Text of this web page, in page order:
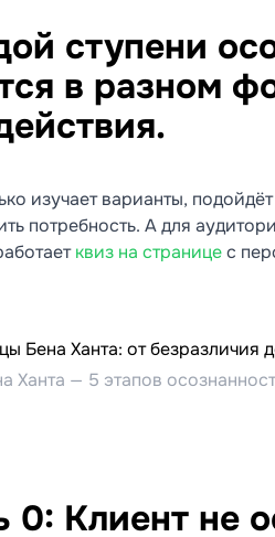
ступени
в разном
изучает варианты, подойдёт
потребность. А для
квиз на страницес
Ханта — 5 этапов
0: Клиент не